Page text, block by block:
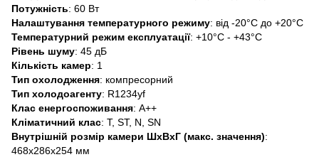
Потужність: 60 Вт
Налаштування температурного режиму: від -20°C до +20°C
Температурний режим експлуатації: +10°C - +43°C
Рівень шуму: 45 дБ
Кількість камер: 1
Тип охолодження: компресорний
Тип холодоагенту: R1234yf
Клас енергоспоживання: А++
Кліматичний клас: T, ST, N, SN
Внутрішній розмір камери ШхВхГ (макс. значення):
468х286х254 мм